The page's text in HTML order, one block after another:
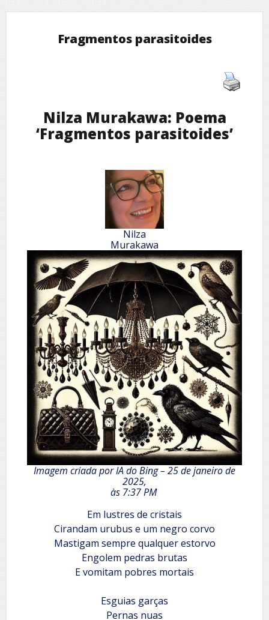
Fragmentos parasitoides
Nilza Murakawa: Poema
‘Fragmentos parasitoides’
Nilza
Murakawa
Imagem criada por IA do Bing – 25 de janeiro de
2025,
às 7:37 PM
Em lustres de cristais
Cirandam urubus e um negro corvo
Mastigam sempre qualquer estorvo
Engolem pedras brutas
E vomitam pobres mortais
Esguias garças
Pernas nuas